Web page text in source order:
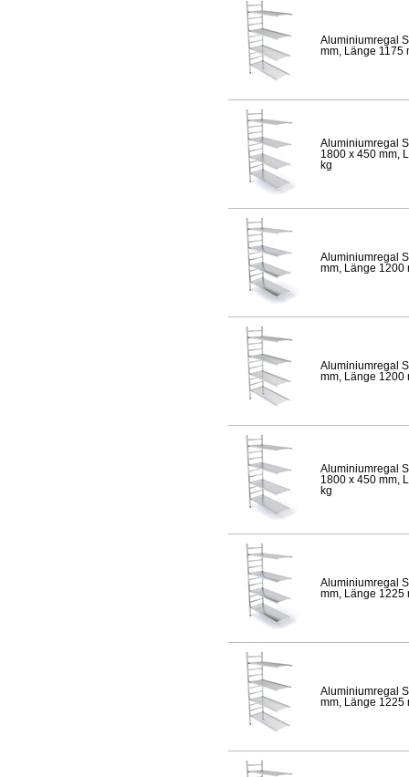
Aluminiumregal
mm, Länge 1175
Aluminiumregal
1800 x 450 mm,
kg
Aluminiumregal
mm, Länge 1200
Aluminiumregal
mm, Länge 1200
Aluminiumregal
1800 x 450 mm,
kg
Aluminiumregal
mm, Länge 1225
Aluminiumregal
mm, Länge 1225